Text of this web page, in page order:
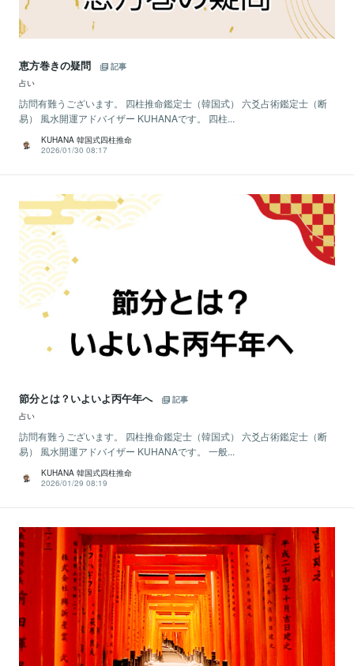
恵方巻きの疑問
記事
占い
訪問有難うございます。 四柱推命鑑定士（韓国式） 六爻占術鑑定士（断
易） 風水開運アドバイザー KUHANAです。 四柱...
KUHANA 韓国式四柱推命
2026/01/30 08:17
節分とは？いよいよ丙午年へ
記事
占い
訪問有難うございます。 四柱推命鑑定士（韓国式） 六爻占術鑑定士（断
易） 風水開運アドバイザー KUHANAです。 一般...
KUHANA 韓国式四柱推命
2026/01/29 08:19